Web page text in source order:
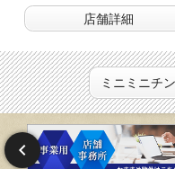
店舗詳細
ミニミニチ